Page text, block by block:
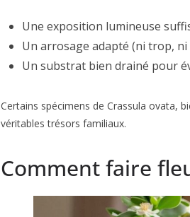
Une exposition lumineuse
Un arrosage adapté (ni trop, ni
Un substrat bien drainé pour
Certains spécimens de Crassula ovata,
véritables trésors familiaux.
Comment faire